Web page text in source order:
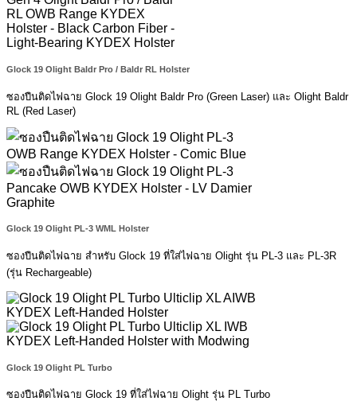
Glock 19 Olight Baldr Pro / Baldr RL Holster
ซองปืนติดไฟฉาย Glock 19 Olight Baldr Pro (Green Laser) และ Olight Baldr
RL (Red Laser)
Glock 19 Olight PL-3 WML Holster
ซองปืนติดไฟฉาย สำหรับ Glock 19 ที่ใส่ไฟฉาย Olight รุ่น PL-3 และ PL-3R
(รุ่น Rechargeable)
Glock 19 Olight PL Turbo
ซองปืนติดไฟฉาย Glock 19 ที่ใส่ไฟฉาย Olight รุ่น PL Turbo